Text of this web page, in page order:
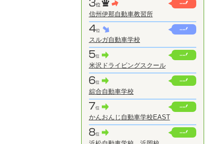
信州伊那自動車教習所
スルガ自動車学校
米沢ドライビングスクール
綜合自動車学校
かんおんじ自動車学校EAST